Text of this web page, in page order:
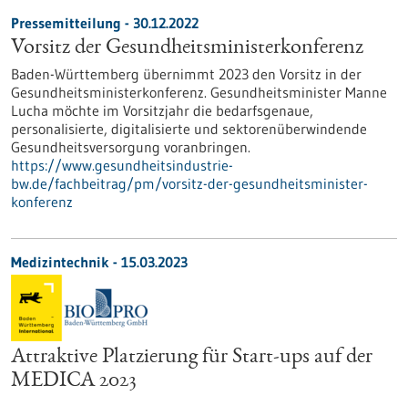
Pressemitteilung - 30.12.2022
Vorsitz der Gesundheitsminister­konferenz
Baden-Württemberg übernimmt 2023 den Vorsitz in der
Gesundheitsministerkonferenz. Gesundheitsminister Manne
Lucha möchte im Vorsitzjahr die bedarfsgenaue,
personalisierte, digitalisierte und sektorenüberwindende
Gesundheitsversorgung voranbringen.
https://www.gesundheitsindustrie-
bw.de/fachbeitrag/pm/vorsitz-der-gesundheitsminister-
konferenz
Medizintechnik - 15.03.2023
Attraktive Platzierung für Start-ups auf der
MEDICA 2023